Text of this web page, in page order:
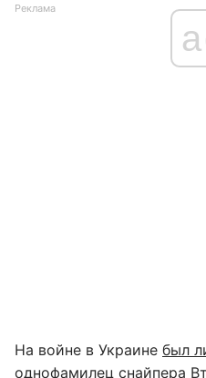
Реклама
На войне в Украине был
однофамилец снайпера